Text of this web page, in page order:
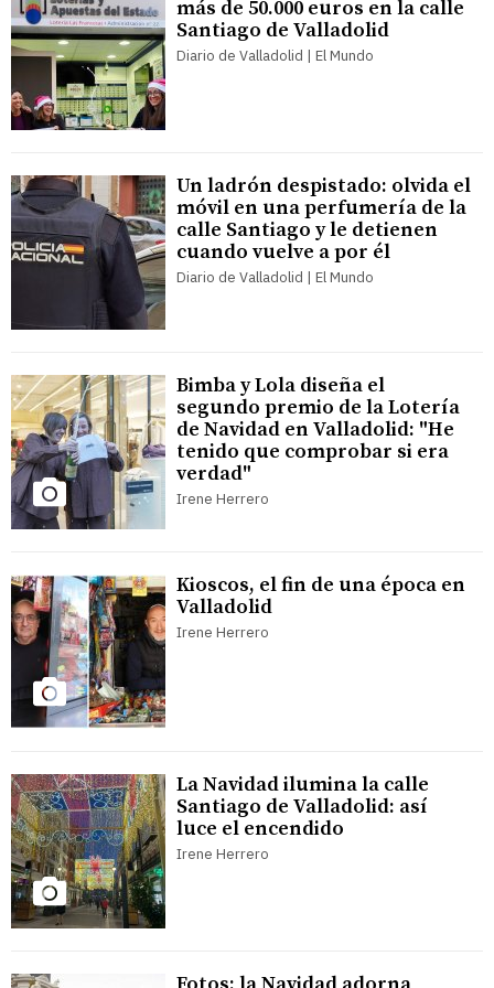
más de 50.000 euros en la calle
Santiago de Valladolid
Diario de Valladolid | El Mundo
Un ladrón despistado: olvida el
móvil en una perfumería de la
calle Santiago y le detienen
cuando vuelve a por él
Diario de Valladolid | El Mundo
Bimba y Lola diseña el
segundo premio de la Lotería
de Navidad en Valladolid: "He
tenido que comprobar si era
verdad"
Irene Herrero
Kioscos, el fin de una época en
Valladolid
Irene Herrero
La Navidad ilumina la calle
Santiago de Valladolid: así
luce el encendido
Irene Herrero